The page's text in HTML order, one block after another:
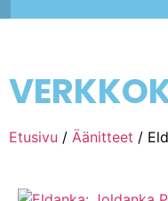
Etusivu / Äänitteet /